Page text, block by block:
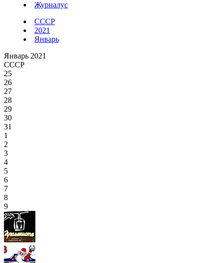
Журналус
СССР
2021
Январь
Январь 2021
СССР
25
26
27
28
29
30
31
1
2
3
4
5
6
7
8
9